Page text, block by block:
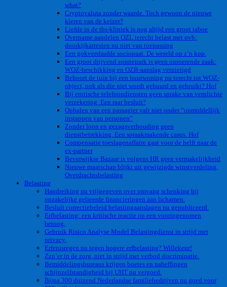
what?
Cryptovaluta zonder waarde. Toch gewoon de nieuwe
kleren van de keizer?
Liefde in de tbs-kliniek is nog altijd een groot taboe
Overname aandelen OZL terecht belast met ovb:
doorkijkarresten nu niet van toepassing
Een gokverslaafde sociopaat. De wereld op z’n kop.
Een groot drijvend zonnepark is geen onroerende zaak:
WOZ-beschikking en OZB-aanslag vernietigd
Behoort de tuin bij een huurwoning nu terecht tot WOZ-
object, ook als die niet wordt gehuurd en gebruikt? Hof
Bij erotische telefoondiensten geen sprake van verplichte
verzekering. Een raar besluit?
Ophalen van een passagier valt niet onder “onmiddellijk
instappen van personen”
Zonder loon en gezagsverhouding geen
dienstbetrekking. Een spraakmakende casus. Hof
Compensatie toeslagenaffaire gaat voor de helft naar de
ex-partner
Beverwijkse Bazaar is volgens HR geen vermakelijkheid
Nieuwe maatschap blijkt uit gewijzigde winstverdeling.
Overdrachtsbelasting
Belasting
Handreiking nu vrijgegeven over omvang schenking bij
onzakelijke gelieerde financieringen aan lichamen.
Besluit correctiebeleid belastingaanslagen nu gepubliceerd.
Erfbelasting: een kritische reactie op een vooringenomen
betoog.
Gebruik Risico Analyse Model Belastingdienst in strijd met
privacy.
Erfenisregen nu tegen hogere erfbelasting? Willekeur!
Zzp’er in de zorg, niet in strijd met verbod discriminatie.
Bemiddelingsbureaus krijgen boetes en naheffingen
schijnzelfstandigheid bij UHT nu vergoed.
Bijna 300 duizend Nederlandse familiebedrijven nu goed voor